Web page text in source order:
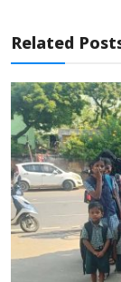
Related